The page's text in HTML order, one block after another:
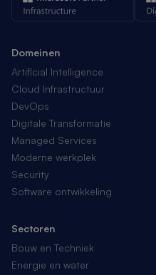
Domeinen
Artificial Intelligence
Cloud Infrastructuur
DevOps
Digitale Transformatie
Managed Services
Moderne werkplek
Security
Software ontwikkeling
Sectoren
Bouw en Techniek
Energie en water